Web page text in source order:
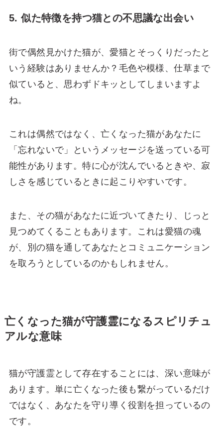
5. 似た特徴を持つ猫との不思議な出会い
街で偶然見かけた猫が、愛猫とそっくりだったと
いう経験はありませんか？毛色や模様、仕草まで
似ていると、思わずドキッとしてしまいますよ
ね。
これは偶然ではなく、亡くなった猫があなたに
「忘れないで」というメッセージを送っている可
能性があります。特に心が沈んでいるときや、寂
しさを感じているときに起こりやすいです。
また、その猫があなたに近づいてきたり、じっと
見つめてくることもあります。これは愛猫の魂
が、別の猫を通してあなたとコミュニケーション
を取ろうとしているのかもしれません。
亡くなった猫が守護霊になるスピリチュ
アルな意味
猫が守護霊として存在することには、深い意味が
あります。単に亡くなった後も繋がっているだけ
ではなく、あなたを守り導く役割を担っているの
です。